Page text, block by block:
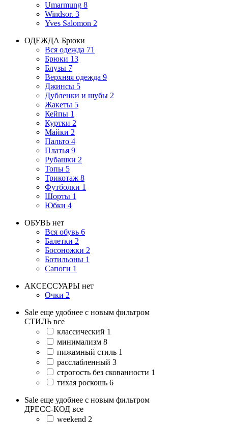
Umarmung 8
Windsor. 3
Yves Salomon 2
ОДЕЖДА Брюки
Вся одежда 71
Брюки 13
Блузы 7
Верхняя одежда 9
Джинсы 5
Дубленки и шубы 2
Жакеты 5
Кейпы 1
Куртки 2
Майки 2
Пальто 4
Платья 9
Рубашки 2
Топы 5
Трикотаж 8
Футболки 1
Шорты 1
Юбки 4
ОБУВЬ нет
Вся обувь 6
Балетки 2
Босоножки 2
Ботильоны 1
Сапоги 1
АКСЕССУАРЫ нет
Очки 2
Sale еще удобнее с новым фильтром
СТИЛЬ все
классический 1
минимализм 8
пижамный стиль 1
расслабленный 3
строгость без скованности 1
тихая роскошь 6
Sale еще удобнее с новым фильтром
ДРЕСС-КОД все
weekend 2